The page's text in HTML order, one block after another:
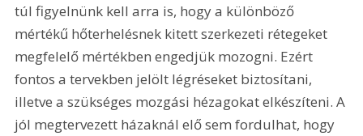
túl figyelnünk kell arra is, hogy a különböző
mértékű hőterhelésnek kitett szerkezeti rétegeket
megfelelő mértékben engedjük mozogni. Ezért
fontos a tervekben jelölt légréseket biztosítani,
illetve a szükséges mozgási hézagokat elkészíteni. A
jól megtervezett házaknál elő sem fordulhat, hogy